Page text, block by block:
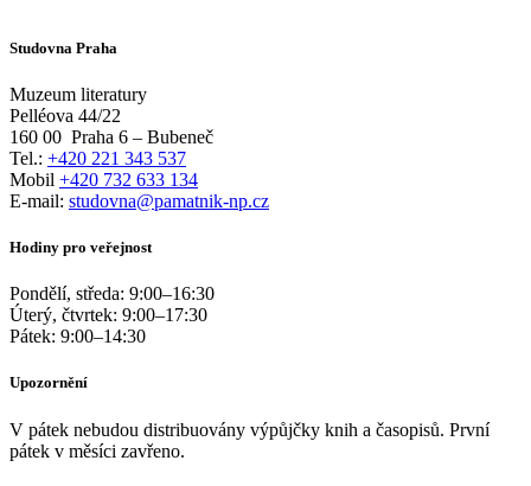
Studovna Praha
Muzeum literatury
Pelléova 44/22
160 00 Praha 6 – Bubeneč
Tel.: +420 221 343 537
Mobil +420 732 633 134
E-mail: studovna@pamatnik-np.cz
Hodiny pro veřejnost
Pondělí, středa: 9:00–16:30
Úterý, čtvrtek: 9:00–17:30
Pátek: 9:00–14:30
Upozornění
V pátek nebudou distribuovány výpůjčky knih a časopisů. První
pátek v měsíci zavřeno.